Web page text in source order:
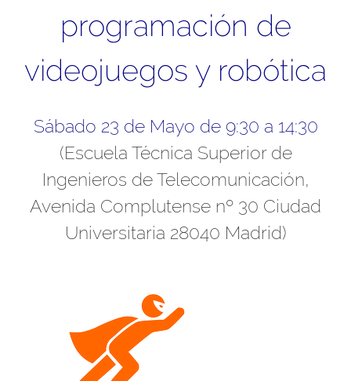
programación de
videojuegos y robótica
Sábado 23 de Mayo de 9:30 a 14:30
(Escuela Técnica Superior de
Ingenieros de Telecomunicación,
Avenida Complutense nº 30 Ciudad
Universitaria 28040 Madrid)